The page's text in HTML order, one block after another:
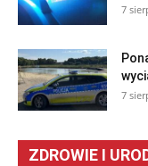
7
7
ZDROWIE I